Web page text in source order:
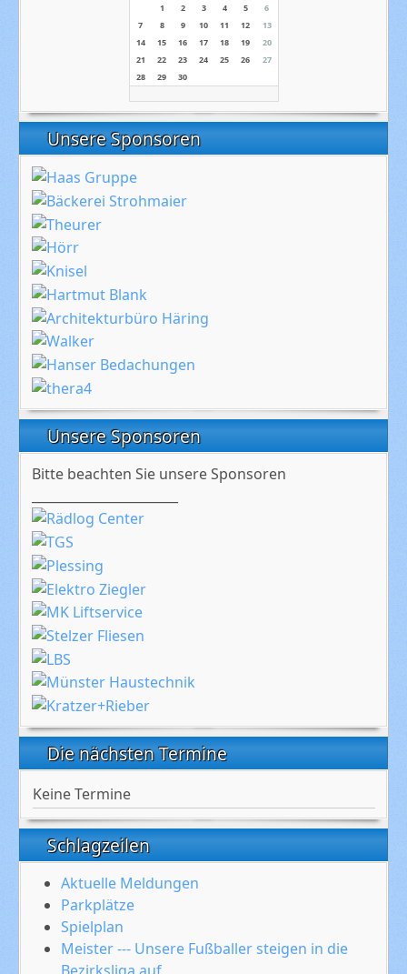
1
2 3 4 5
6
7
8 9 10 11 12
13
14
15 16 17 18 19
20
21
22 23 24 25 26
27
28
29 30
Unsere Sponsoren
Unsere Sponsoren
Bitte beachten Sie unsere Sponsoren
Die nächsten Termine
Keine Termine
Schlagzeilen
Aktuelle Meldungen
Parkplätze
Spielplan
Meister --- Unsere Fußballer steigen in die